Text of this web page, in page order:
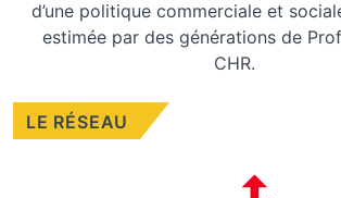
d’une politique commerciale et
estimée par des générations de
CHR.
LE RÉSEAU